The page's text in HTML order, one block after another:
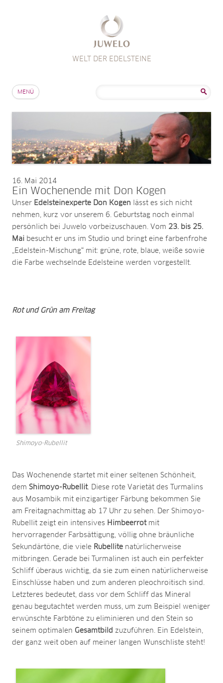
WELT DER EDELSTEINE
MENÜ
16 Mai 2014
Ein Wochenende mit Don Kogen
Unser Edelsteinexperte Don Kogen lässt es sich nicht
nehmen, kurz vor unserem 6. Geburtstag noch einmal
persönlich bei Juwelo vorbeizuschauen. Vom 23. bis 25.
Mai besucht er uns im Studio und bringt eine farbenfrohe
„Edelstein-Mischung“ mit: grüne, rote, blaue, weiße sowie
die Farbe wechselnde Edelsteine werden vorgestellt.
Rot und Grün am Freitag
Shimoyo-Rubellit
Das Wochenende startet mit einer seltenen Schönheit,
dem Shimoyo-Rubellit. Diese rote Varietät des Turmalins
aus Mosambik mit einzigartiger Färbung bekommen Sie
am Freitagnachmittag ab 17 Uhr zu sehen. Der Shimoyo-
Rubellit zeigt ein intensives Himbeerrotmit
hervorragender Farbsättigung, völlig ohne bräunliche
Sekundärtöne, die viele Rubellite natürlicherweise
mitbringen. Gerade bei Turmalinen ist auch ein perfekter
Schliff überaus wichtig, da sie zum einen natürlicherweise
Einschlüsse haben und zum anderen pleochroitisch sind.
Letzteres bedeutet, dass vor dem Schliff das Mineral
genau begutachtet werden muss, um zum Beispiel weniger
erwünschte Farbtöne zu eliminieren und den Stein so
seinem optimalen Gesamtbild zuzuführen. Ein Edelstein,
der ganz weit oben auf meiner langen Wunschliste steht!